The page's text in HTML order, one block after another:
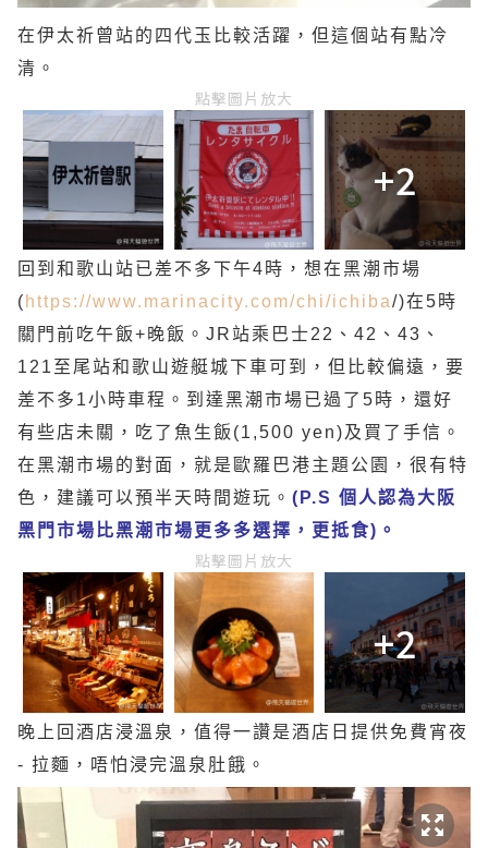
在伊太祈曾站的四代玉比較活躍，但這個站有點冷
清。
點擊圖片放大
+2
回到和歌山站已差不多下午4時，想在黑潮市場
( https://www.marinacity.com/chi/ichiba/)在5時
關門前吃午飯+晚飯。JR站乘巴士22、42、43、
121至尾站和歌山遊艇城下車可到，但比較偏遠，要
差不多1小時車程。到達黑潮市場已過了5時，還好
有些店未關，吃了魚生飯(1,500 yen)及買了手信。
在黑潮市場的對面，就是歐羅巴港主題公園，很有特
色，建議可以預半天時間遊玩。 (P.S 個人認為大阪
黑門市場比黑潮市場更多多選擇，更抵食)。
點擊圖片放大
+2
晚上回酒店浸溫泉，值得一讚是酒店日提供免費宵夜
- 拉麵，唔怕浸完溫泉肚餓。